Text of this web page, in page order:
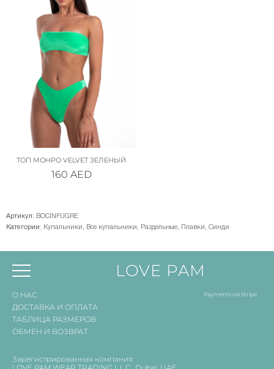
ТОП МОНРО VELVET ЗЕЛЕНЫЙ
160 AED
Артикул: BOCINFUGRE
Категории: Купальники , Все купальники , Раздельные, Плавки , Синди
LOVE PAM
О НАС
ДОСТАВКА И ОПЛАТА
ТАБЛИЦА РАЗМЕРОВ
ОБМЕН И ВОЗВРАТ
Payments via Stripe
Зарегистрированная компания: